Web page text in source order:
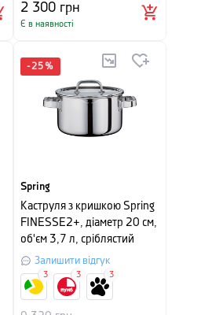
2 300 грн
Є в наявності
-25 %
Spring
Каструля з кришкою Spring
FINESSE2+, діаметр 20 см,
об'єм 3,7 л, сріблястий
Залишити відгук
3 3 3